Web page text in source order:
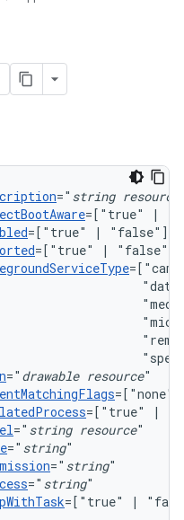
=" string resource
=["true"
|
=["true" |
=["true" |
=" drawable resource
=["none"
=["true"
|
=" string resource
=" string
=" string
=" string
=["true"
|